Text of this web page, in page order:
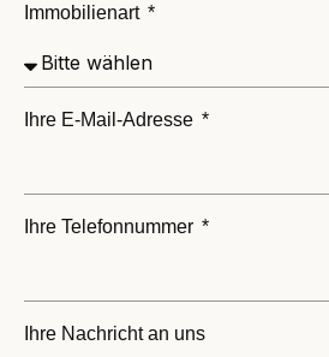
Immobilienart
Ihre E-Mail-Adresse
Ihre Telefonnummer
Ihre Nachricht an uns